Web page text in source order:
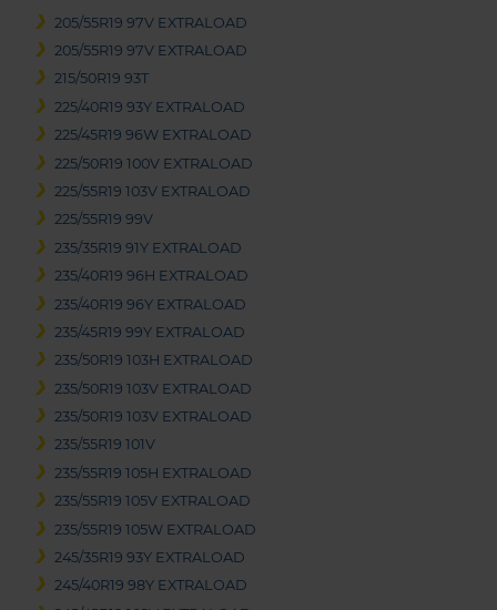
205/55R19 97V EXTRALOAD
205/55R19 97V EXTRALOAD
215/50R19 93T
225/40R19 93Y EXTRALOAD
225/45R19 96W EXTRALOAD
225/50R19 100V EXTRALOAD
225/55R19 103V EXTRALOAD
225/55R19 99V
235/35R19 91Y EXTRALOAD
235/40R19 96H EXTRALOAD
235/40R19 96Y EXTRALOAD
235/45R19 99Y EXTRALOAD
235/50R19 103H EXTRALOAD
235/50R19 103V EXTRALOAD
235/50R19 103V EXTRALOAD
235/55R19 101V
235/55R19 105H EXTRALOAD
235/55R19 105V EXTRALOAD
235/55R19 105W EXTRALOAD
245/35R19 93Y EXTRALOAD
245/40R19 98Y EXTRALOAD